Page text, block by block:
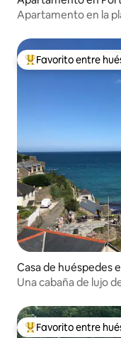
Apartamento en la
Favorito entre
Favorito entre
Casa de huéspedes
Una cabaña de lujo
Favorito entre
Favorito entre